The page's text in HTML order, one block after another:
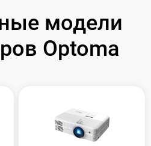
модели
Optoma